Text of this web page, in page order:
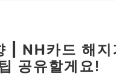
| NH카드 해지
공유할게요!